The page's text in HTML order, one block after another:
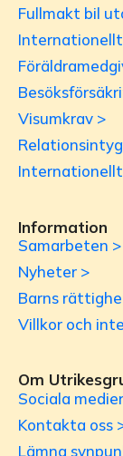
Fullmakt bil
Visumkrav >
Information
Samarbeten >
Nyheter >
Barns
Villkor och
Om
Sociala
Kontakta oss
Lämna